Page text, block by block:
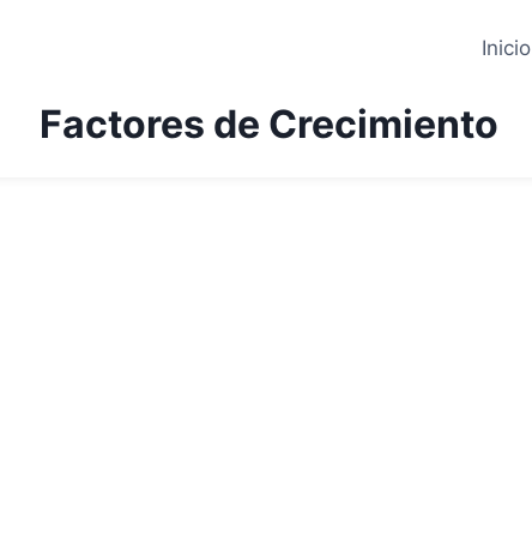
Inicio
Factores de Crecimiento